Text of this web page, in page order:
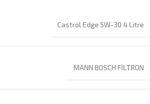
Castrol Edge 5W-30 4 Litre
MANN BOSCH FİLTRON